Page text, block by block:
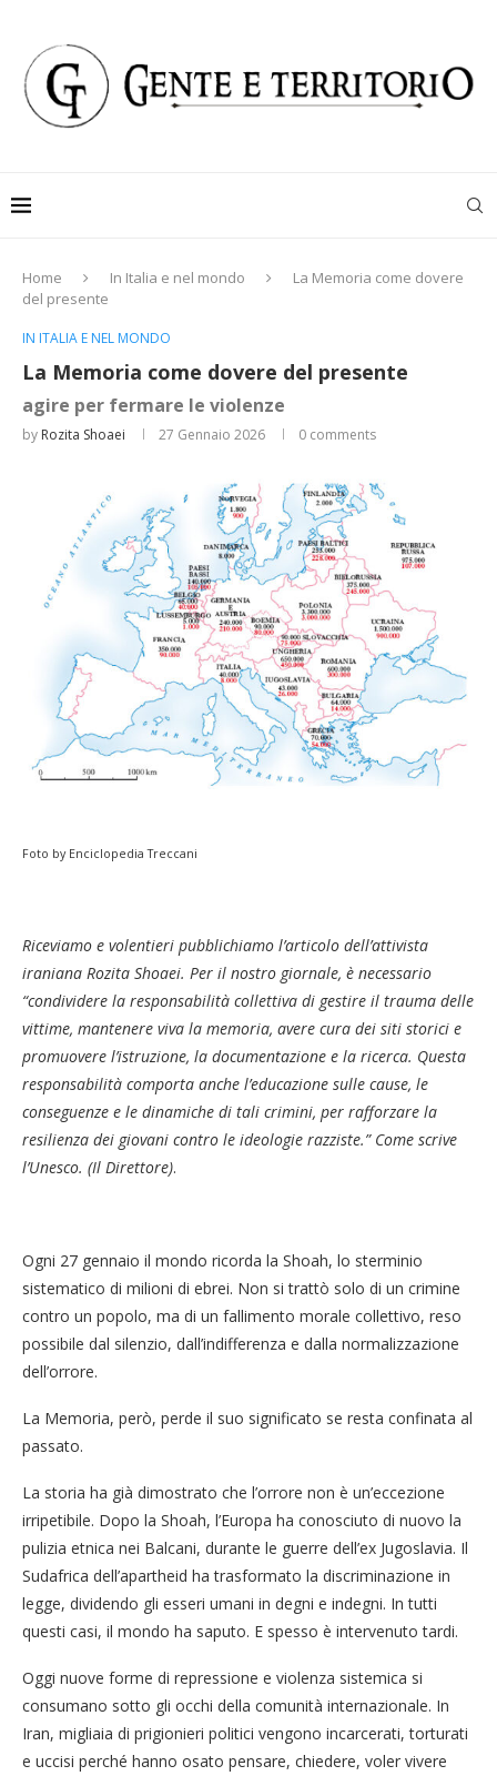
Home In Italia e nel mondo
La Memoria come dovere
del presente
IN ITALIA E NEL MONDO
La Memoria come dovere del presente
agire per fermare le violenze
by Rozita Shoaei 27 Gennaio 2026 0 comments
Foto by Enciclopedia Treccani
Riceviamo e volentieri pubblichiamo l’articolo dell’attivista
iraniana Rozita Shoaei. Per il nostro giornale, è necessario
“condividere la responsabilità collettiva di gestire il trauma delle
vittime, mantenere viva la memoria, avere cura dei siti storici e
promuovere l’istruzione, la documentazione e la ricerca. Questa
responsabilità comporta anche l’educazione sulle cause, le
conseguenze e le dinamiche di tali crimini, per rafforzare la
resilienza dei giovani contro le ideologie razziste.” Come scrive
l’Unesco. (Il Direttore).
Ogni 27 gennaio il mondo ricorda la Shoah, lo sterminio
sistematico di milioni di ebrei. Non si trattò solo di un crimine
contro un popolo, ma di un fallimento morale collettivo, reso
possibile dal silenzio, dall’indifferenza e dalla normalizzazione
dell’orrore.
La Memoria, però, perde il suo significato se resta confinata al
passato.
La storia ha già dimostrato che l’orrore non è un’eccezione
irripetibile. Dopo la Shoah, l’Europa ha conosciuto di nuovo la
pulizia etnica nei Balcani, durante le guerre dell’ex Jugoslavia. Il
Sudafrica dell’apartheid ha trasformato la discriminazione in
legge, dividendo gli esseri umani in degni e indegni. In tutti
questi casi, il mondo ha saputo. E spesso è intervenuto tardi.
Oggi nuove forme di repressione e violenza sistemica si
consumano sotto gli occhi della comunità internazionale. In
Iran, migliaia di prigionieri politici vengono incarcerati, torturati
e uccisi perché hanno osato pensare, chiedere, voler vivere